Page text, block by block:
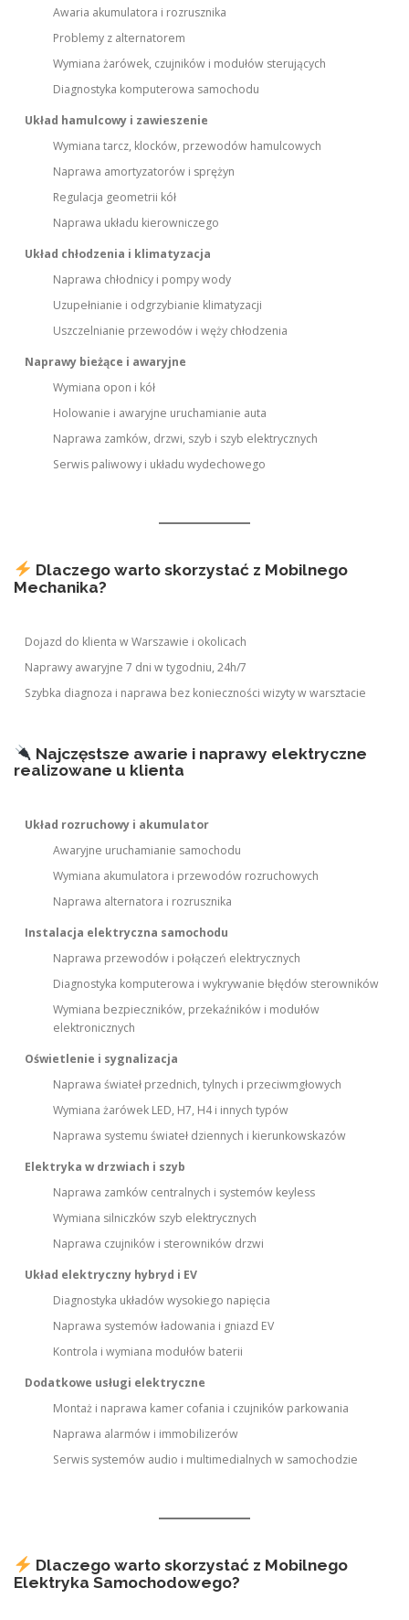
Awaria akumulatora i rozrusznika
Problemy z alternatorem
Wymiana żarówek, czujników i modułów sterujących
Diagnostyka komputerowa samochodu
Układ hamulcowy i zawieszenie
Wymiana tarcz, klocków, przewodów hamulcowych
Naprawa amortyzatorów i sprężyn
Regulacja geometrii kół
Naprawa układu kierowniczego
Układ chłodzenia i klimatyzacja
Naprawa chłodnicy i pompy wody
Uzupełnianie i odgrzybianie klimatyzacji
Uszczelnianie przewodów i węży chłodzenia
Naprawy bieżące i awaryjne
Wymiana opon i kół
Holowanie i awaryjne uruchamianie auta
Naprawa zamków, drzwi, szyb i szyb elektrycznych
Serwis paliwowy i układu wydechowego
Dlaczego warto skorzystać z Mobilnego
Mechanika?
Dojazd do klienta w Warszawie i okolicach
Naprawy awaryjne 7 dni w tygodniu, 24h/7
Szybka diagnoza i naprawa bez konieczności wizyty w warsztacie
Najczęstsze awarie i naprawy elektryczne
realizowane u klienta
Układ rozruchowy i akumulator
Awaryjne uruchamianie samochodu
Wymiana akumulatora i przewodów rozruchowych
Naprawa alternatora i rozrusznika
Instalacja elektryczna samochodu
Naprawa przewodów i połączeń elektrycznych
Diagnostyka komputerowa i wykrywanie błędów sterowników
Wymiana bezpieczników, przekaźników i modułów
elektronicznych
Oświetlenie i sygnalizacja
Naprawa świateł przednich, tylnych i przeciwmgłowych
Wymiana żarówek LED, H7, H4 i innych typów
Naprawa systemu świateł dziennych i kierunkowskazów
Elektryka w drzwiach i szyb
Naprawa zamków centralnych i systemów keyless
Wymiana silniczków szyb elektrycznych
Naprawa czujników i sterowników drzwi
Układ elektryczny hybryd i EV
Diagnostyka układów wysokiego napięcia
Naprawa systemów ładowania i gniazd EV
Kontrola i wymiana modułów baterii
Dodatkowe usługi elektryczne
Montaż i naprawa kamer cofania i czujników parkowania
Naprawa alarmów i immobilizerów
Serwis systemów audio i multimedialnych w samochodzie
Dlaczego warto skorzystać z Mobilnego
Elektryka Samochodowego?